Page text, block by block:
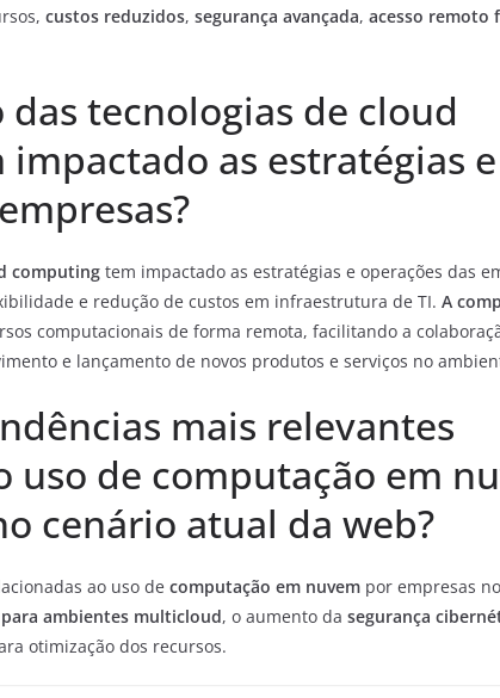
custos reduzidos, segurança avançada, acesso remoto
das tecnologias de cloud
as estratégias e
computing tem impactado as estratégias e operações das
e redução de custos em infraestrutura de TI. A
computacionais de forma remota, facilitando a
e lançamento de novos produtos e serviços no
mais relevantes
uso de computação em
cenário atual da web?
ao uso de computação em nuvem por empresas
ambientes multicloud, o aumento da segurança
otimização dos recursos.